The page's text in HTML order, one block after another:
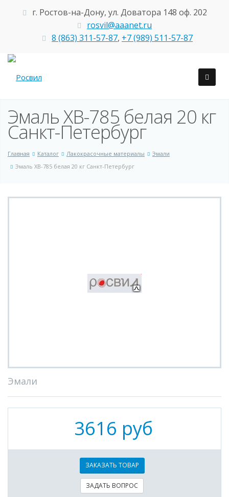
г. Ростов-на-Дону, ул. Доватора 148 оф. 202
rosvil@aaanet.ru
8 (863) 311-57-87, +7 (989) 511-57-87
Эмаль ХВ-785 белая 20 кг
Санкт-Петербург
Главная Каталог Лакокрасочные материалы
Эмали
Эмаль ХВ-785 белая 20 кг Санкт-Петербург
Эмали
3616 руб
ЗАКАЗАТЬ ТОВАР
ЗАДАТЬ ВОПРОС